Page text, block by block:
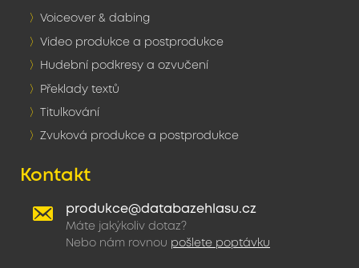
Voiceover & dabing
Video produkce a postprodukce
Hudební podkresy a ozvučení
Překlady textů
Titulkování
Zvuková produkce a postprodukce
Kontakt
produkce@databazehlasu.cz
Máte jakýkoliv dotaz?
Nebo nám rovnou pošlete poptávku